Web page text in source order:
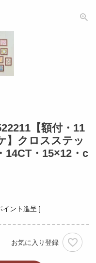
【額付・11
】クロスステッ
14CT・15×12・c
イント進呈 ]
お気に入り登録